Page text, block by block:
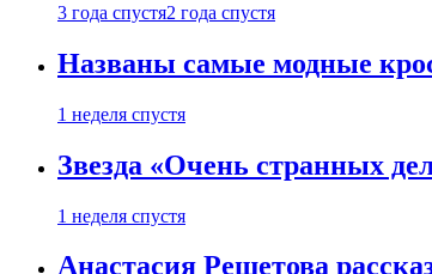
3 года спустя2 года спустя
Названы самые модные
1 неделя спустя
Звезда «Очень странных
1 неделя спустя
Анастасия Решетова